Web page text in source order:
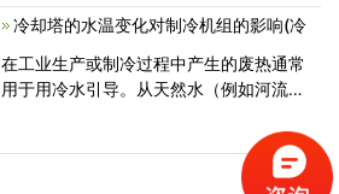
定的清洗步骤。那么对此你知道该怎么进
冷却塔的水温变化对制冷机组的影响(冷
在工业生产或制冷过程中产生的废热通常
用于用冷水引导。从天然水（例如河流，